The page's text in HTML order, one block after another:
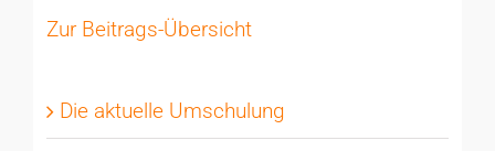
Zur Beitrags-Übersicht
Die aktuelle Umschulung